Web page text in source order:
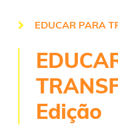
EDUCAR PARA
Edição